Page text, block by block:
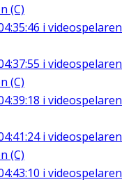
(C)
i videospelaren
i videospelaren
(C)
i videospelaren
i videospelaren
(C)
i videospelaren